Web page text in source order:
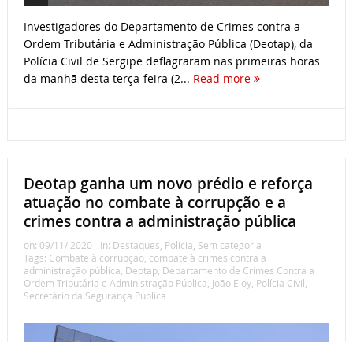
Investigadores do Departamento de Crimes contra a
Ordem Tributária e Administração Pública (Deotap), da
Polícia Civil de Sergipe deflagraram nas primeiras horas
da manhã desta terça-feira (2... Read more
Deotap ganha um novo prédio e reforça
atuação no combate à corrupção e a
crimes contra a administração pública
on: 09/11/ 2020 In: Destaques Polícia Sem categoria
Tags: Combate à corrupção, combate à crimes contra a
administração pública Deotap, Departamento de Crimes Contra a
Ordem Tributária e Administração Pública João Eloy, Polícia Civil
Secretário da Segurança Pública